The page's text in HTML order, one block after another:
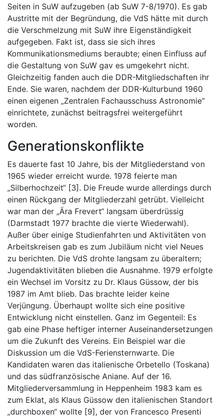
Seiten in SuW aufzugeben (ab SuW 7-8/1970). Es gab
Austritte mit der Begründung, die VdS hätte mit durch
die Verschmelzung mit SuW ihre Eigenständigkeit
aufgegeben. Fakt ist, dass sie sich ihres
Kommunikationsmediums beraubte; einen Einfluss auf
die Gestaltung von SuW gav es umgekehrt nicht.
Gleichzeitig fanden auch die DDR-Mitgliedschaften ihr
Ende. Sie waren, nachdem der DDR-Kulturbund 1960
einen eigenen „Zentralen Fachausschuss Astronomie“
einrichtete, zunächst beitragsfrei weitergeführt
worden.
Generationskonflikte
Es dauerte fast 10 Jahre, bis der Mitgliederstand von
1965 wieder erreicht wurde. 1978 feierte man
„Silberhochzeit“ [3]. Die Freude wurde allerdings durch
einen Rückgang der Mitgliederzahl getrübt. Vielleicht
war man der „Ära Frevert“ langsam überdrüssig
(Darmstadt 1977 brachte die vierte Wiederwahl).
Außer über einige Studienfahrten und Aktivitäten von
Arbeitskreisen gab es zum Jubiläum nicht viel Neues
zu berichten. Die VdS drohte langsam zu überaltern;
Jugendaktivitäten blieben die Ausnahme. 1979 erfolgte
ein Wechsel im Vorsitz zu Dr. Klaus Güssow, der bis
1987 im Amt blieb. Das brachte leider keine
Verjüngung. Überhaupt wollte sich eine positive
Entwicklung nicht einstellen. Ganz im Gegenteil: Es
gab eine Phase heftiger interner Auseinandersetzungen
um die Zukunft des Vereins. Ein Beispiel war die
Diskussion um die VdS-Feriensternwarte. Die
Kandidaten waren das italienische Orbetello (Toskana)
und das südfranzösische Aniane. Auf der 16.
Mitgliederversammlung in Heppenheim 1983 kam es
zum Eklat, als Klaus Güssow den italienischen Standort
„durchboxen“ wollte [9], der von Francesco Presenti